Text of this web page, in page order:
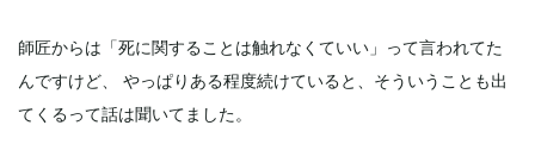
師匠からは「死に関することは触れなくていい」って言われてた
んですけど、 やっぱりある程度続けていると、そういうことも出
てくるって話は聞いてました。